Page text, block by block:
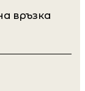
връзка